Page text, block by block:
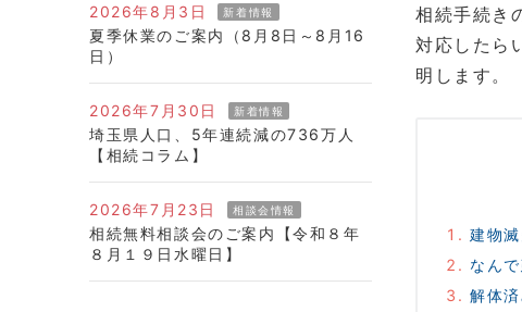
相続手続き
対応したら
明します。
建物
なん
解体
2026年8月3日 新着情報
夏季休業のご案内（8月8日～8月16
日）
2026年7月30日 新着情報
埼玉県人口、5年連続減の736万人
【相続コラム】
2026年7月23日 相談会情報
相続無料相談会のご案内【令和８年
８月１９日水曜日】